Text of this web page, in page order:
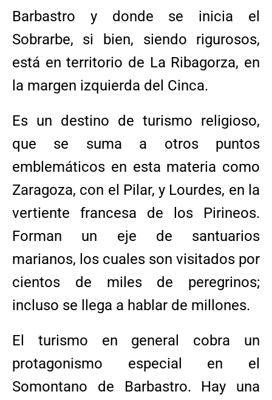
Barbastro y donde se inicia el
Sobrarbe, si bien, siendo rigurosos,
está en territorio de La Ribagorza, en
la margen izquierda del Cinca.
Es un destino de turismo religioso,
que se suma a otros puntos
emblemáticos en esta materia como
Zaragoza, con el Pilar, y Lourdes, en la
vertiente francesa de los Pirineos.
Forman un eje de santuarios
marianos, los cuales son visitados por
cientos de miles de peregrinos;
incluso se llega a hablar de millones.
El turismo en general cobra un
protagonismo especial en el
Somontano de Barbastro. Hay una